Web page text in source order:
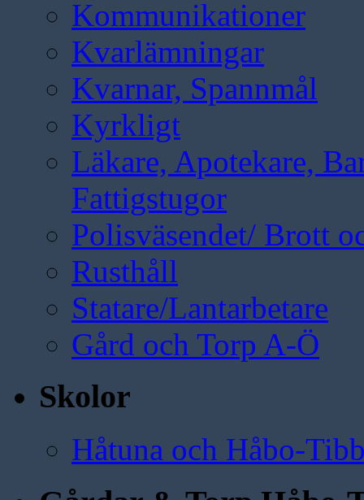
Kommunikationer
Kvarlämningar
Kvarnar, Spannmål
Kyrkligt
Läkare, Apotekare,
Fattigstugor
Polisväsendet/ Brott
Rusthåll
Statare/Lantarbetare
Gård och Torp A-Ö
Skolor
Håtuna och Håbo-